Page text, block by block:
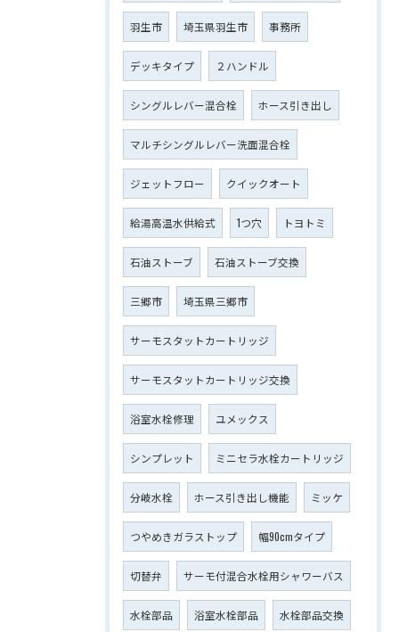
羽生市 埼玉県羽生市 事務所
デッキタイプ ２ハンドル
シングルレバー混合栓 ホース引き出し
マルチシングルレバー洗面混合栓
ジェットフロー クイックオート
給湯高温水供給式 1つ穴 トヨトミ
石油ストーブ 石油ストーブ交換
三郷市 埼玉県三郷市
サーモスタットカートリッジ
サーモスタットカートリッジ交換
浴室水栓修理 ユメックス
シンプレット ミニセラ水栓カートリッジ
分岐水栓 ホース引き出し機能 ミッケ
つやめきガラストップ 幅90cmタイプ
切替弁 サーモ付混合水栓用シャワーバス
水栓部品 浴室水栓部品 水栓部品交換